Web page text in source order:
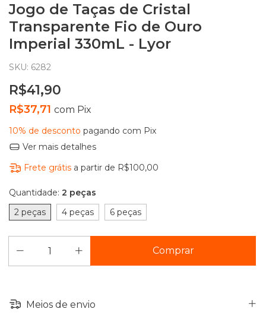
Jogo de Taças de Cristal
Transparente Fio de Ouro
Imperial 330mL - Lyor
SKU: 6282
R$41,90
R$37,71 com Pix
10% de desconto pagando com Pix
Ver mais detalhes
Frete grátis a partir de R$100,00
Quantidade: 2 peças
2 peças
4 peças 6 peças
Meios de envio